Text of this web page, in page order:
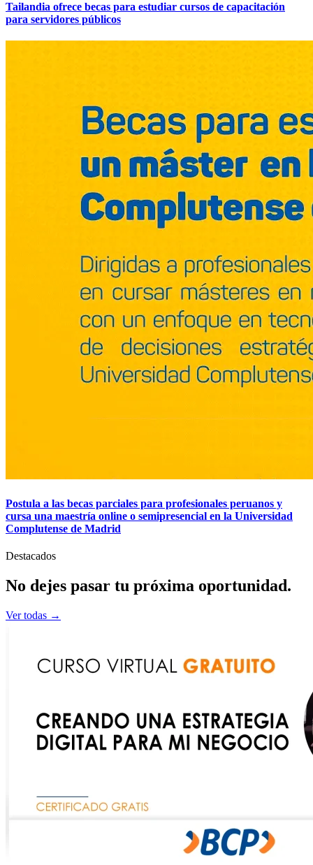
Tailandia ofrece becas para estudiar cursos de capacitación
para servidores públicos
Postula a las becas parciales para profesionales peruanos y
cursa una maestría online o semipresencial en la Universidad
Complutense de Madrid
Destacados
No dejes pasar tu próxima oportunidad.
Ver todas →